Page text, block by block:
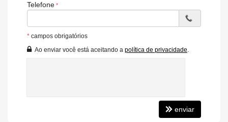
Características do Imóvel
Sala
Banheiro Social
Telefone
* campos obrigatórios
Ao enviar você está aceitando a política de privacidade
enviar